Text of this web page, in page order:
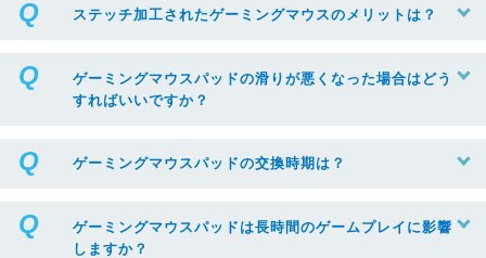
ステッチ加工されたゲーミングマウスのメリットは？
ゲーミングマウスパッドの滑りが悪くなった場合はどう
すればいいですか？
ゲーミングマウスパッドの交換時期は？
ゲーミングマウスパッドは長時間のゲームプレイに影響
しますか？